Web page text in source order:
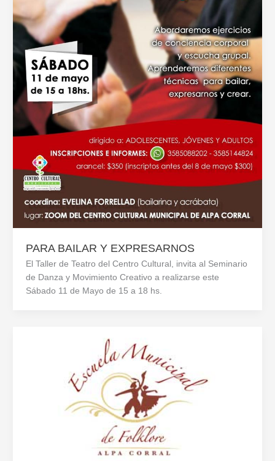
PARA BAILAR Y EXPRESARNOS
El Taller de Teatro del Centro Cultural, invita al Seminario
de Danza y Movimiento Creativo a realizarse este
Sábado 11 de Mayo de 15 a 18 hs.